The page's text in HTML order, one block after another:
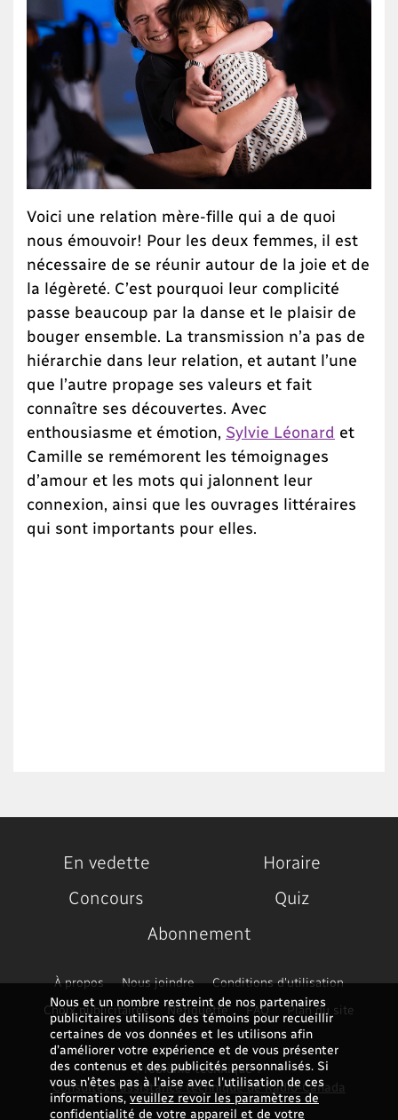
Voici une relation mère-fille qui a de quoi
nous émouvoir! Pour les deux femmes, il est
nécessaire de se réunir autour de la joie et de
la légèreté. C’est pourquoi leur complicité
passe beaucoup par la danse et le plaisir de
bouger ensemble. La transmission n’a pas de
hiérarchie dans leur relation, et autant l’une
que l’autre propage ses valeurs et fait
connaître ses découvertes. Avec
enthousiasme et émotion, Sylvie Léonard et
Camille se remémorent les témoignages
d’amour et les mots qui jalonnent leur
connexion, ainsi que les ouvrages littéraires
qui sont importants pour elles.
Nous et un nombre restreint de nos partenaires
publicitaires utilisons des témoins pour recueillir
certaines de vos données et les utilisons afin
d’améliorer votre expérience et de vous présenter
des contenus et des publicités personnalisés. Si
vous n'êtes pas à l'aise avec l'utilisation de ces
informations,veuillez revoir les paramètres de
confidentialité de votre appareil et de votre
En vedette
Horaire
Concours
Quiz
Abonnement
À propos Nous joindre
Conditions d'utilisation
Choix publicitaires
Nétiquette FAQ Plan du site
Problème technique ?
Consultez l'assistance technique de Radio-Canada